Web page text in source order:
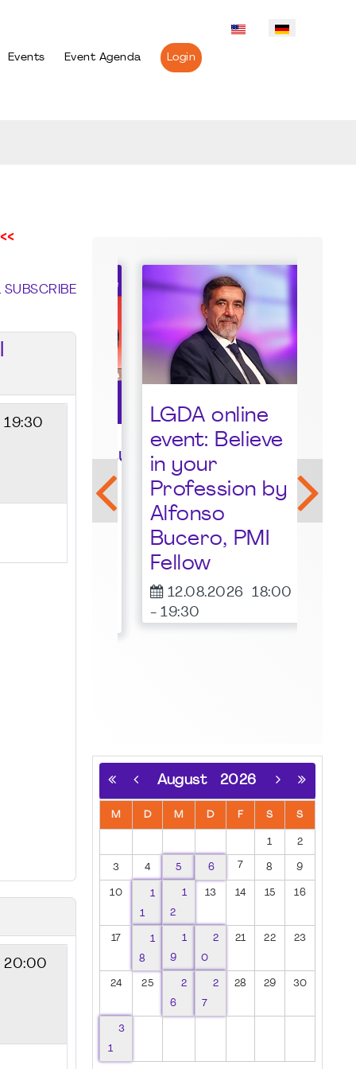
Events Event Agenda Login
SUBSCRIBE
19:30
20:00
LGDA online
event: Believe
in your
Profession by
Alfonso
Bucero, PMI
Fellow
12.08.2026 18:00
19:30
-
August 2026
M D M D F S S
1 2
3 4 5 6 7 8 9
10
1
1
1
2
13 14 15 16
17
1
8
1
9
2
0
21 22 23
24 25
2
6
2
7
28 29 30
3
1